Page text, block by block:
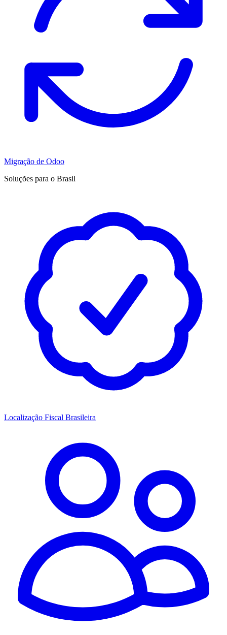
Migração de Odoo
Soluções para o Brasil
Localização Fiscal Brasileira